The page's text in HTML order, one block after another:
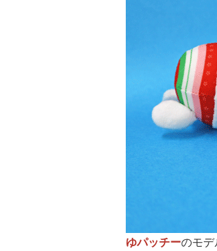
ゆパッチーのモデ